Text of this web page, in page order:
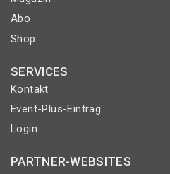
Abo
Shop
SERVICES
Kontakt
Event-Plus-Eintrag
Login
PARTNER-WEBSITES